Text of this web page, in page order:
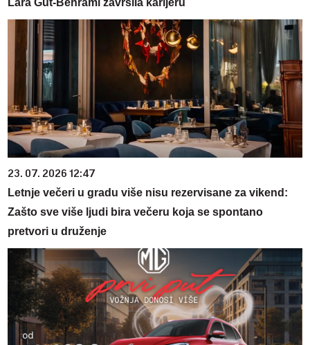
Lara Gut-Behrami završila karijeru
23. 07. 2026 12:47
Letnje večeri u gradu više nisu rezervisane za vikend:
Zašto sve više ljudi bira večeru koja se spontano
pretvori u druženje